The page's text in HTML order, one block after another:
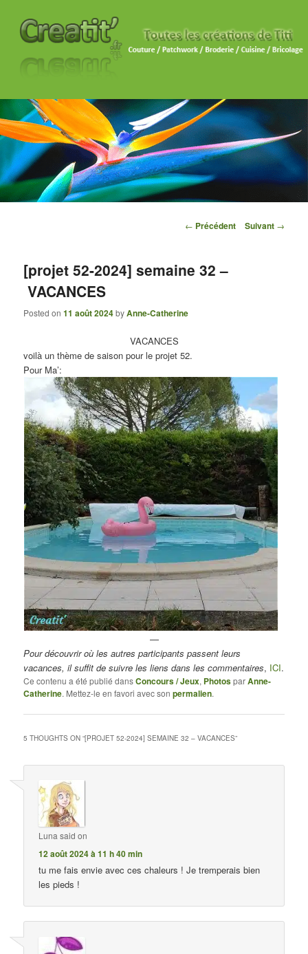
Navigation des articles
← Précédent Suivant →
[projet 52-2024] semaine 32 –
VACANCES
Posted on11 août 2024byAnne-Catherine
VACANCES
voilà un thème de saison pour le projet 52.
Pour Ma’:
—
Pour découvrir où les autres participants passent leurs
vacances, il suffit de suivre les liens dans les commentaires, ICI.
Ce contenu a été publié dansConcours / Jeux, PhotosparAnne-
Catherine. Mettez-le en favori avec sonpermalien.
5 THOUGHTS ON “[PROJET 52-2024] SEMAINE 32 – VACANCES”
Luna said on
12 août 2024 à 11 h 40 min
tu me fais envie avec ces chaleurs ! Je tremperais bien
les pieds !